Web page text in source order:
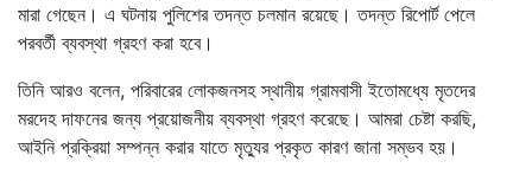
মারা গেছেন। এ ঘটনায় পুলিশের তদন্ত চলমান রয়েছে। তদন্ত রিপোর্ট পেলে
পরবর্তী ব্যবস্থা গ্রহণ করা হবে।
তিনি আরও বলেন, পরিবারের লোকজনসহ স্থানীয় গ্রামবাসী ইতোমধ্যে মৃতদের
মরদেহ দাফনের জন্য প্রয়োজনীয় ব্যবস্থা গ্রহণ করেছে। আমরা চেষ্টা করছি,
আইনি প্রক্রিয়া সম্পন্ন করার যাতে মৃত্যুর প্রকৃত কারণ জানা সম্ভব হয়।